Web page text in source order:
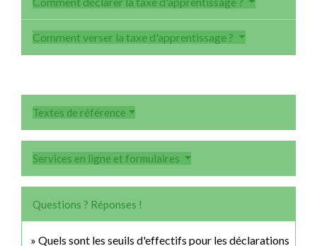
Comment verser la taxe d'apprentissage ?
Textes de référence
Services en ligne et formulaires
Questions ? Réponses !
Quels sont les seuils d'effectifs pour les déclarations